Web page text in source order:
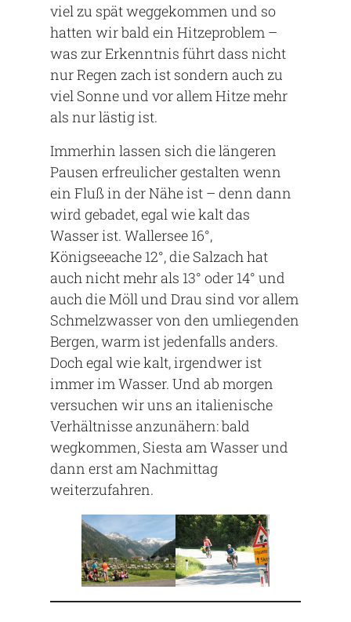
viel zu spät weggekommen und so
hatten wir bald ein Hitzeproblem –
was zur Erkenntnis führt dass nicht
nur Regen zach ist sondern auch zu
viel Sonne und vor allem Hitze mehr
als nur lästig ist.
Immerhin lassen sich die längeren
Pausen erfreulicher gestalten wenn
ein Fluß in der Nähe ist – denn dann
wird gebadet, egal wie kalt das
Wasser ist. Wallersee 16°,
Königseeache 12°, die Salzach hat
auch nicht mehr als 13° oder 14° und
auch die Möll und Drau sind vor allem
Schmelzwasser von den umliegenden
Bergen, warm ist jedenfalls anders.
Doch egal wie kalt, irgendwer ist
immer im Wasser. Und ab morgen
versuchen wir uns an italienische
Verhältnisse anzunähern: bald
wegkommen, Siesta am Wasser und
dann erst am Nachmittag
weiterzufahren.